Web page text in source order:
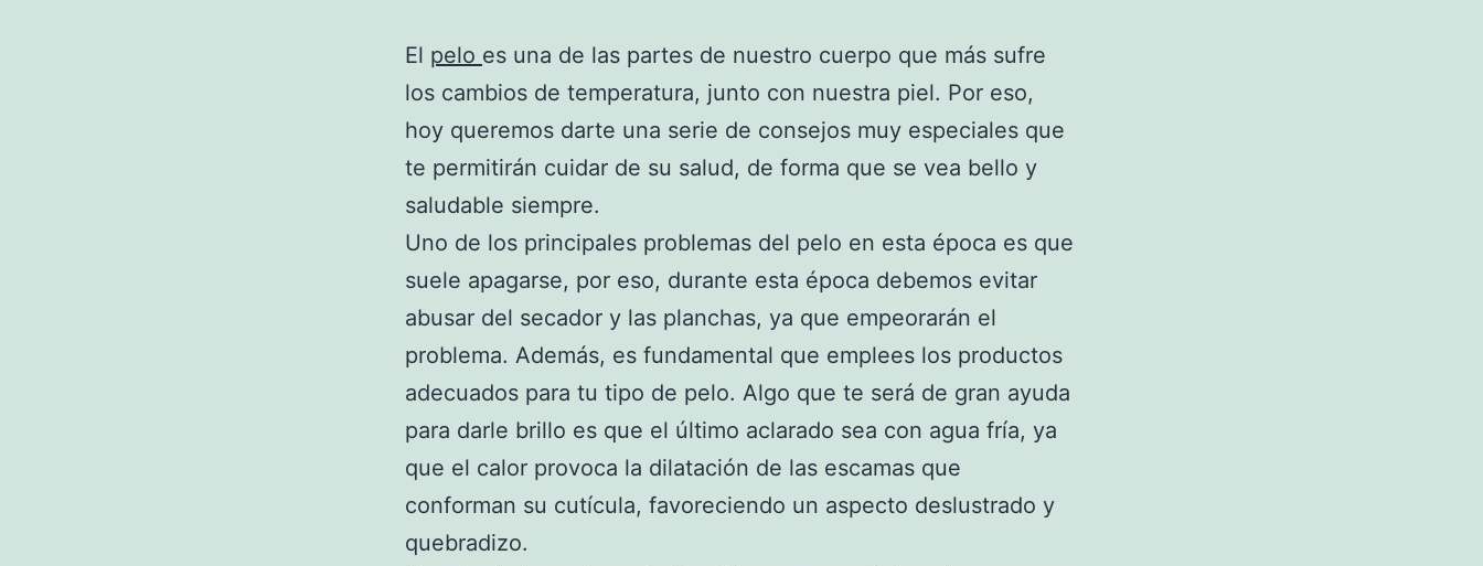
El pelo es una de las partes de nuestro cuerpo que más sufre
los cambios de temperatura, junto con nuestra piel. Por eso,
hoy queremos darte una serie de consejos muy especiales que
te permitirán cuidar de su salud, de forma que se vea bello y
saludable siempre.
Uno de los principales problemas del pelo en esta época es que
suele apagarse, por eso, durante esta época debemos evitar
abusar del secador y las planchas, ya que empeorarán el
problema. Además, es fundamental que emplees los productos
adecuados para tu tipo de pelo. Algo que te será de gran ayuda
para darle brillo es que el último aclarado sea con agua fría, ya
que el calor provoca la dilatación de las escamas que
conforman su cutícula, favoreciendo un aspecto deslustrado y
quebradizo.